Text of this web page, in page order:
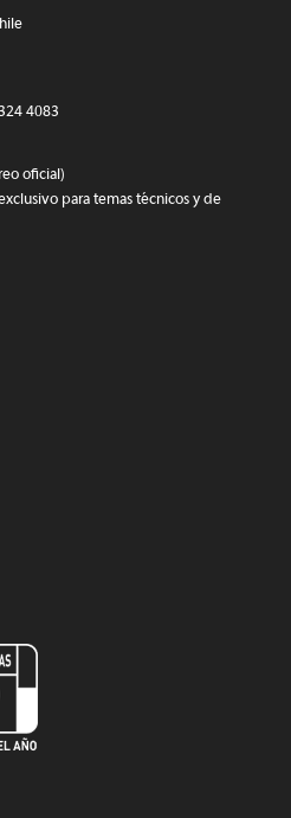
4083
oficial)
para temas técnicos y de